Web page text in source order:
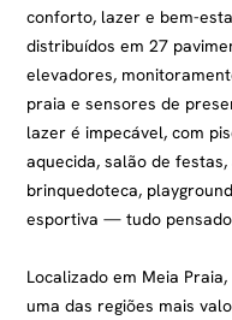
conforto, lazer e bem-
distribuídos em 27
elevadores,
praia e sensores de
lazer é impecável, com
aquecida, salão de
brinquedoteca,
esportiva — tudo
Localizado em Meia
uma das regiões mais